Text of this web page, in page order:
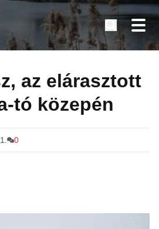
az elárasztott
tó közepén
0